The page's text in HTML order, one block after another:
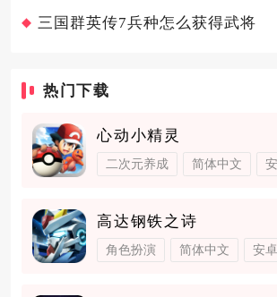
三国群英传7兵种怎么获得武将
热门下载
心动小精灵
二次元养成 简体中文
高达钢铁之诗
角色扮演 简体中文 安卓